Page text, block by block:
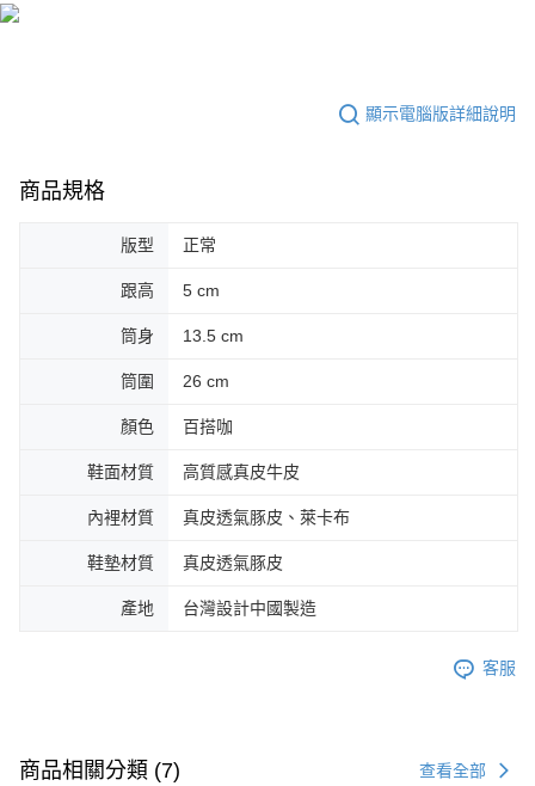
顯示電腦版詳細說明
商品規格
版型 正常
跟高 5 cm
筒身 13.5 cm
筒圍 26 cm
顏色 百搭咖
鞋面材質 高質感真皮牛皮
內裡材質 真皮透氣豚皮、萊卡布
鞋墊材質 真皮透氣豚皮
產地 台灣設計中國製造
客服
商品相關分類 (7) 查看全部